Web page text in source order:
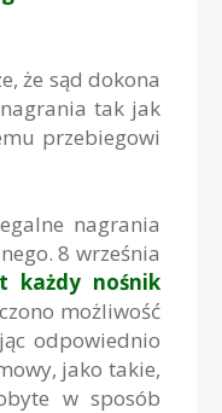
że sąd dokona
tak jak
przebiegowi
nagrania
8 września
każdy nośnik
możliwość
odpowiednio
jako takie,
w sposób